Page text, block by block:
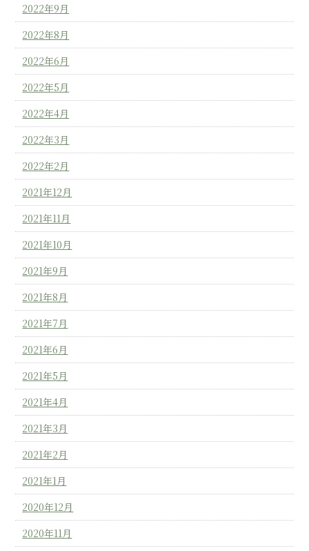
2022年9月
2022年8月
2022年6月
2022年5月
2022年4月
2022年3月
2022年2月
2021年12月
2021年11月
2021年10月
2021年9月
2021年8月
2021年7月
2021年6月
2021年5月
2021年4月
2021年3月
2021年2月
2021年1月
2020年12月
2020年11月